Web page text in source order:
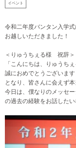
イベント
令和二年度バンタン入学
お越しいただきました！
＜りゅうちぇる様 祝辞＞
「こんにちは、りゅうち
誠におめでとうございま
となり、皆さんに会えず本
今日は、僕なりのメッセ
の過去の経験をお話したい